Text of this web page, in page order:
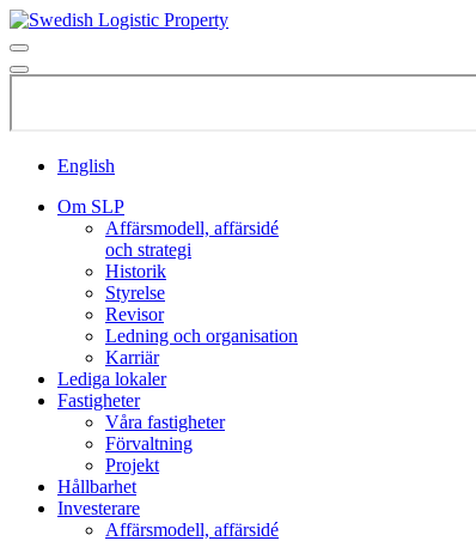
English
Om SLP
Affärsmodell, affärsidé
och strategi
Historik
Styrelse
Revisor
Ledning och organisation
Karriär
Lediga lokaler
Fastigheter
Våra fastigheter
Förvaltning
Projekt
Hållbarhet
Investerare
Affärsmodell, affärsidé